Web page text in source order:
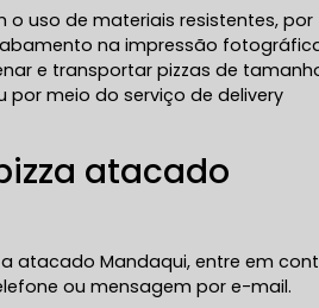
uso de materiais resistentes, por
na impressão
e transportar pizzas de
meio do serviço de delivery
atacado
atacado Mandaqui, entre em
ou mensagem por e-mail.